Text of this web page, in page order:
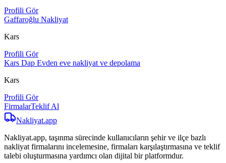
Profili Gör
Gaffaroğlu Nakliyat
Kars
Profili Gör
Kars Dap Evden eve nakliyat ve depolama
Kars
Profili Gör
FirmalarTeklif Al
Nakliyat.app
Nakliyat.app, taşınma sürecinde kullanıcıların şehir ve ilçe bazlı
nakliyat firmalarını incelemesine, firmaları karşılaştırmasına ve teklif
talebi oluşturmasına yardımcı olan dijital bir platformdur.